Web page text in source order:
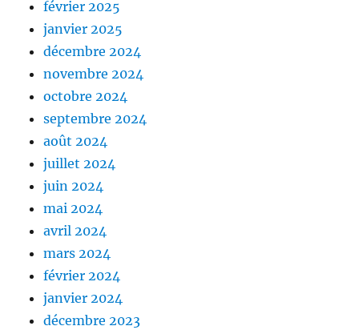
février 2025
janvier 2025
décembre 2024
novembre 2024
octobre 2024
septembre 2024
août 2024
juillet 2024
juin 2024
mai 2024
avril 2024
mars 2024
février 2024
janvier 2024
décembre 2023